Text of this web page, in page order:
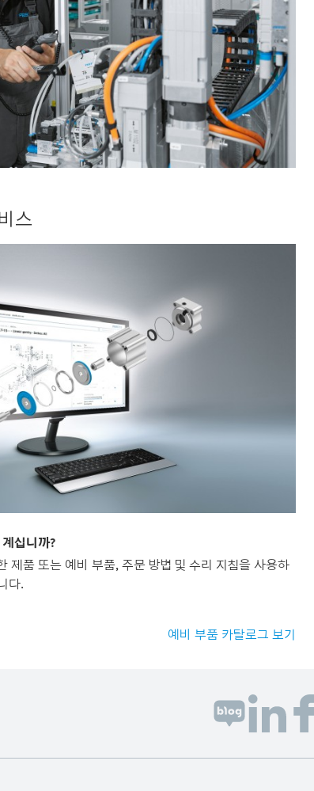
스
십니까?
제품 또는 예비 부품, 주문 방법 및 수리 지침을 사용하
다.
예비 부품 카탈로그 보기